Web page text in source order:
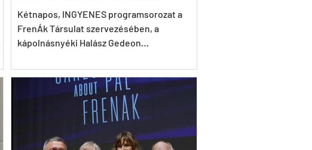
Kétnapos, INGYENES programsorozat a
FrenÁk Társulat szervezésében, a
kápolnásnyéki Halász Gedeon